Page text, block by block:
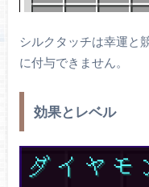
シルクタッチは幸運と
に付与できません。
効果とレベル